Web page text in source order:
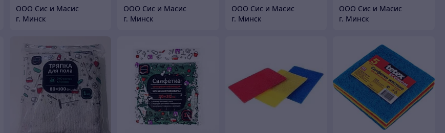
ООО Сис и Масис
г. Минск
ООО Сис и Масис
г. Минск
ООО Сис и Масис
г. Минск
ООО Сис и Масис
г. Минск